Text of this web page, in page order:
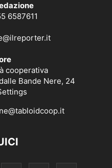
6587611
cooperativa
Bande Nere, 24